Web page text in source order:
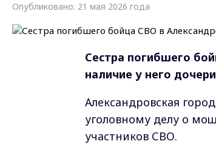
Опубликовано: 21 мая 2026 года
Сестра погибшего
наличие у него дочери
Александровская
уголовному делу о
участников СВО.